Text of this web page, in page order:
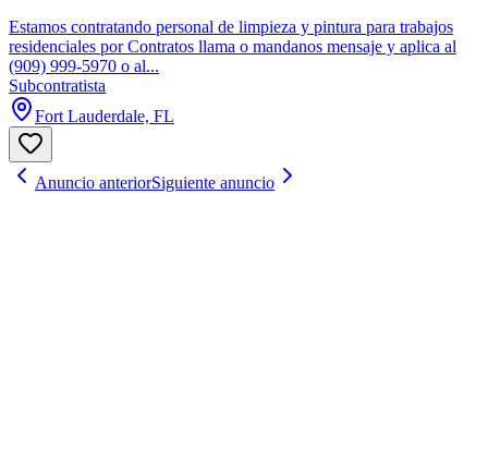
Estamos contratando personal de limpieza y pintura para trabajos
residenciales por Contratos llama o mandanos mensaje y aplica al
(909) 999-5970 o al...
Subcontratista
Fort Lauderdale, FL
Anuncio anteriorSiguiente anuncio